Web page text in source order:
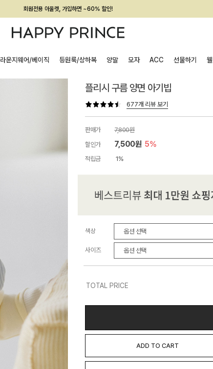
회원전용 아울렛, 가입하면 ~60% 할인!
멤버십 최대 28,000원 혜택
라운지웨어/베이직 등원룩/상하복 양말 모자 ACC 선물하기
플리시 구름 양면 아기빕
677개 리뷰 보기
판매가
7,800원
할인가
7,500원 5%
적립금 1%
색상
사이즈
TOTAL PRICE
ADD TO CART